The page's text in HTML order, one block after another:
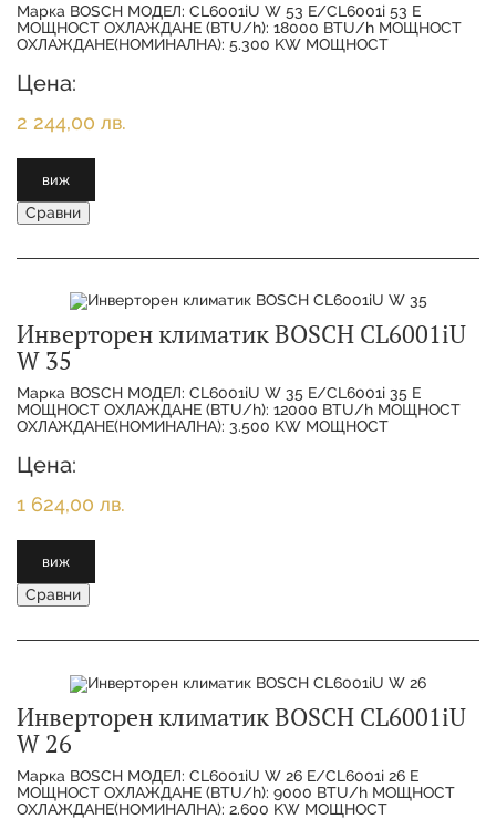
Марка BOSCH МОДЕЛ: CL6001iU W 53 E/CL6001i 53 E
МОЩНОСТ ОХЛАЖДАНЕ (BTU/h): 18000 BTU/h МОЩНОСТ
ОХЛАЖДАНЕ(НОМИНАЛНА): 5.300 KW МОЩНОСТ
Цена:
2 244,00 лв.
виж
Сравни
Инверторен климатик BOSCH CL6001iU
W 35
Марка BOSCH МОДЕЛ: CL6001iU W 35 E/CL6001i 35 E
МОЩНОСТ ОХЛАЖДАНЕ (BTU/h): 12000 BTU/h МОЩНОСТ
ОХЛАЖДАНЕ(НОМИНАЛНА): 3.500 KW МОЩНОСТ
Цена:
1 624,00 лв.
виж
Сравни
Инверторен климатик BOSCH CL6001iU
W 26
Марка BOSCH МОДЕЛ: CL6001iU W 26 E/CL6001i 26 E
МОЩНОСТ ОХЛАЖДАНЕ (BTU/h): 9000 BTU/h МОЩНОСТ
ОХЛАЖДАНЕ(НОМИНАЛНА): 2.600 KW МОЩНОСТ